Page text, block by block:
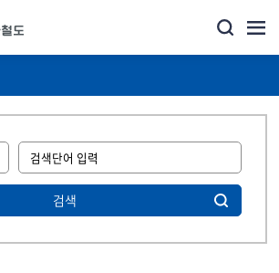
검색